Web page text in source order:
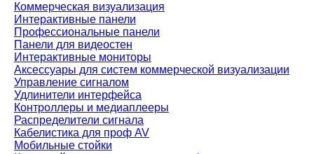
Коммерческая визуализация
Интерактивные панели
Профессиональные панели
Панели для видеостен
Интерактивные мониторы
Аксессуары для систем коммерческой визуализации
Управление сигналом
Удлинители интерфейса
Контроллеры и медиаплееры
Распределители сигнала
Кабелистика для проф AV
Мобильные стойки